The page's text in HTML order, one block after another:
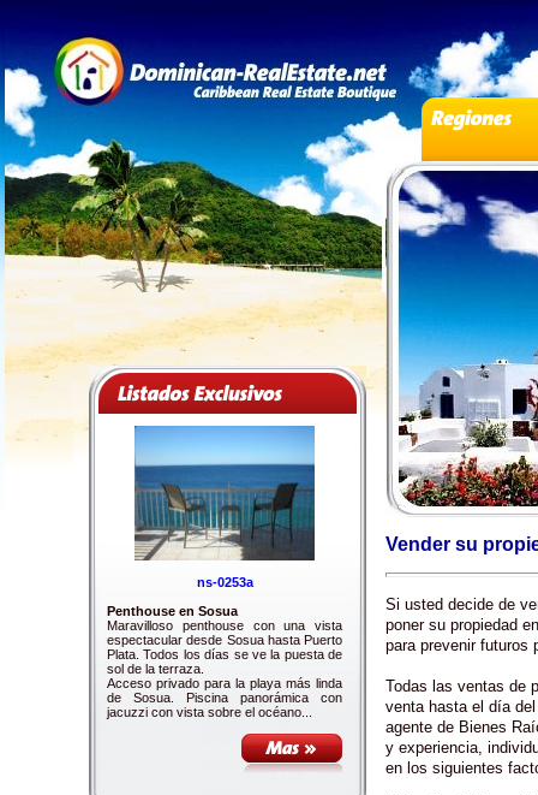
ns-0253a
Penthouse en Sosua
Maravilloso penthouse con una vista
espectacular desde Sosua hasta Puerto
Plata. Todos los días se ve la puesta de
sol de la terraza.
Acceso privado para la playa más linda
de Sosua. Piscina panorámica con
jacuzzi con vista sobre el océano...
Vender su
Si usted decide de
poner su propiedad
para prevenir futuros
Todas las ventas de
venta hasta el día
agente de Bienes
y experiencia,
en los siguientes